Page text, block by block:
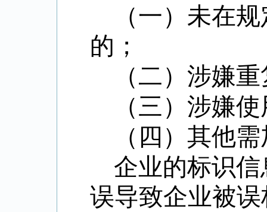
（一）未在
的；
（二）涉嫌
（三）涉嫌
（四）其他
企业的标识
误导致企业被